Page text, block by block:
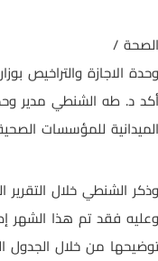
الصحة /
وحدة الاجازة والتراخيص
أكد د. طه الشنطي مدير
الميدانية للمؤسسات
وذكر الشنطي خلال
توضيحها من خلال الجدول